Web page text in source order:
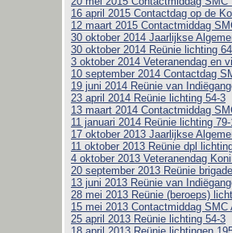
16 april 2015 Contactdag op de
12 maart 2015 Contactmiddag
30 oktober 2014 Jaarlijkse
30 oktober 2014 Reünie lichting
3 oktober 2014 Veteranendag en
10 september 2014 Contactdag
19 juni 2014 Reünie van
23 april 2014 Reünie lichting 54-3
13 maart 2014 Contactmiddag
11 januari 2014 Reünie lichting
17 oktober 2013 Jaarlijkse
11 oktober 2013 Reünie dpl
4 oktober 2013 Veteranendag
20 september 2013 Reünie
13 juni 2013 Reünie van
28 mei 2013 Reünie (beroeps)
15 mei 2013 Contactmiddag
25 april 2013 Reünie lichting 54-3